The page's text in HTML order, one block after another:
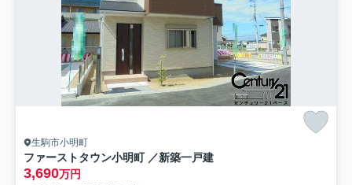
生駒市小明町
ファーストタウン小明町 ／新築一戸建
3,690万円